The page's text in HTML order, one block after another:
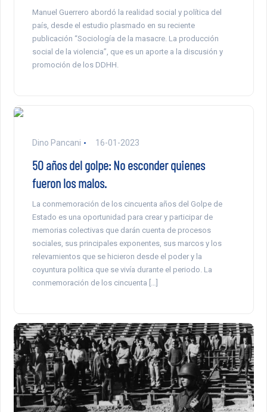
Manuel Guerrero abordó la realidad social y política del
país, desde el estudio plasmado en su reciente
publicación “Sociología de la masacre. La producción
social de la violencia”, que es un aporte a la discusión y
promoción de los DDHH.
Dino Pancani 16-01-2023
50 años del golpe: No esconder quienes
fueron los malos.
La conmemoración de los cincuenta años del Golpe de
Estado es una oportunidad para crear y participar de
memorias colectivas que darán cuenta de procesos
sociales, sus principales exponentes, sus marcos y los
relevamientos que se hicieron desde el poder y la
coyuntura política que se vivía durante el periodo. La
conmemoración de los cincuenta […]